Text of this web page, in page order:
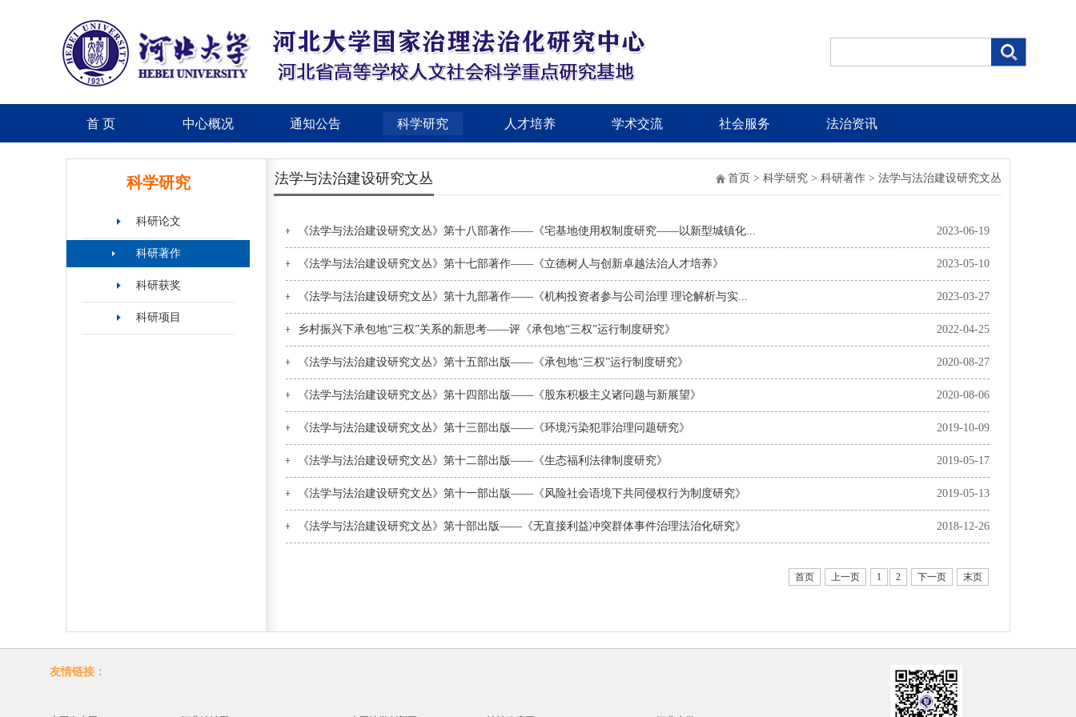
首 页 中心概况 通知公告 科学研究 人才培养 学术交流 社会服务 法治资讯
科学研究
科研论文
科研著作
科研获奖
科研项目
首页 > 科学研究 > 科研著作 > 法学与法治建设研究文丛
法学与法治建设研究文丛
2023-06-19
《法学与法治建设研究文丛》第十八部著作——《宅基地使用权制度研究——以新型城镇化...
2023-05-10
《法学与法治建设研究文丛》第十七部著作——《立德树人与创新卓越法治人才培养》
2023-03-27
《法学与法治建设研究文丛》第十九部著作——《机构投资者参与公司治理 理论解析与实...
2022-04-25
乡村振兴下承包地“三权”关系的新思考——评《承包地“三权”运行制度研究》
2020-08-27
《法学与法治建设研究文丛》第十五部出版——《承包地“三权”运行制度研究》
2020-08-06
《法学与法治建设研究文丛》第十四部出版——《股东积极主义诸问题与新展望》
2019-10-09
《法学与法治建设研究文丛》第十三部出版——《环境污染犯罪治理问题研究》
2019-05-17
《法学与法治建设研究文丛》第十二部出版——《生态福利法律制度研究》
2019-05-13
《法学与法治建设研究文丛》第十一部出版——《风险社会语境下共同侵权行为制度研究》
2018-12-26
《法学与法治建设研究文丛》第十部出版——《无直接利益冲突群体事件治理法治化研究》
首页 上一页 1 2 下一页 末页
友情链接：